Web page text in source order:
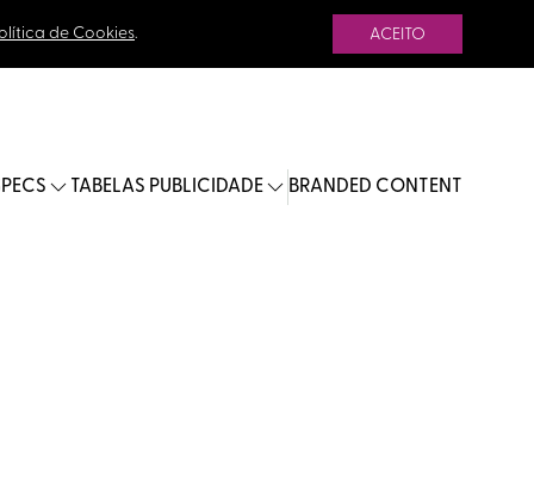
de Cookies. ACEITO
TABELAS PUBLICIDADE BRANDED CONTENT